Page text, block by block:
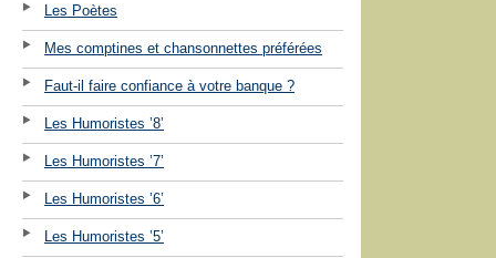
Les Poètes
Mes comptines et chansonnettes préférées
Faut-il faire confiance à votre banque ?
Les Humoristes ’8’
Les Humoristes ’7’
Les Humoristes ’6’
Les Humoristes ’5’